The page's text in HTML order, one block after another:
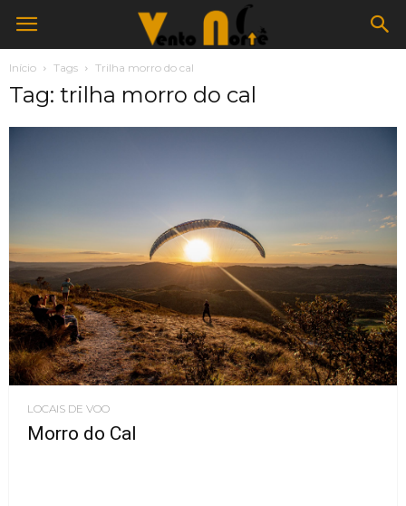
Início Tags Trilha morro do cal
Tag: trilha morro do cal
LOCAIS DE VOO
Morro do Cal